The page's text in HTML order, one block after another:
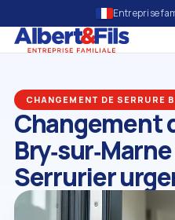
Entreprise
CHANGEMENT DE SERRURE
Changement
Serrurier